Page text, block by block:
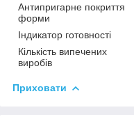
Антипригарне покриття
форми
Індикатор готовності
Кількість випечених
виробів
Приховати